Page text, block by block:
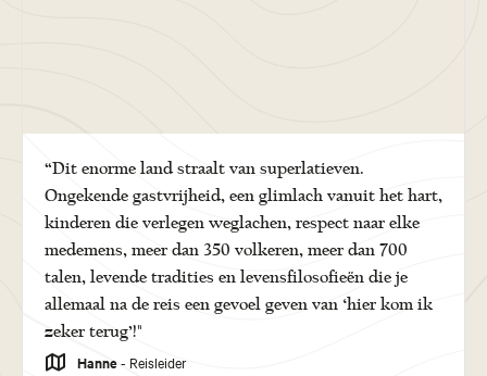
“Dit enorme land straalt van superlatieven.
Ongekende gastvrijheid, een glimlach vanuit het hart,
kinderen die verlegen weglachen, respect naar elke
medemens, meer dan 350 volkeren, meer dan 700
talen, levende tradities en levensfilosofieën die je
allemaal na de reis een gevoel geven van ‘hier kom ik
zeker terug’!"
Hanne- Reisleider